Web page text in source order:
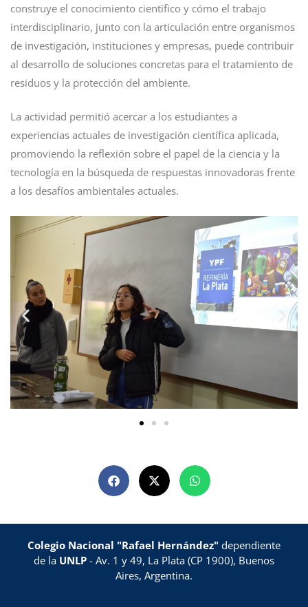
construye el conocimiento científico y cómo el trabajo
interdisciplinario, junto con la articulación entre organismos
de investigación, instituciones y empresas, puede contribuir
al desarrollo de soluciones concretas para el tratamiento de
residuos y la protección del ambiente.
La actividad permitió acercar a los estudiantes a
experiencias actuales de investigación científica aplicada,
promoviendo la reflexión sobre el papel de la ciencia y la
tecnología en la búsqueda de respuestas innovadoras frente
a los desafíos ambientales actuales.
Colegio Nacional "Rafael Hernández" dependiente
de la UNLP - Av. 1 y 49, La Plata (CP 1900), Buenos
Aires, Argentina.